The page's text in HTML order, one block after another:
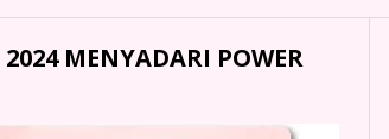
MENYADARI POWER